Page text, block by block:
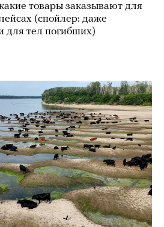
товары заказывают для
(спойлер: даже
для тел погибших)